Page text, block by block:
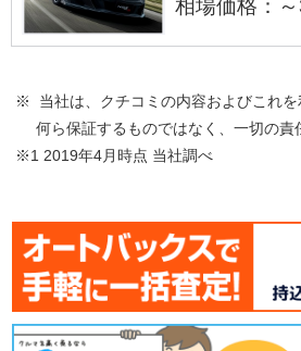
相場価格：
※ 当社は、クチコミの内容およびこれを
何ら保証するものではなく、一切の責
※1 2019年4月時点 当社調べ